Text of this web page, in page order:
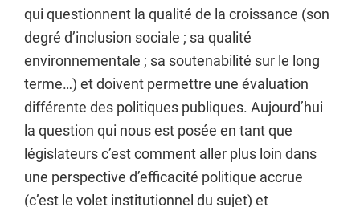
qui questionnent la qualité de la croissance (son
degré d’inclusion sociale ; sa qualité
environnementale ; sa soutenabilité sur le long
terme…) et doivent permettre une évaluation
différente des politiques publiques. Aujourd’hui
la question qui nous est posée en tant que
législateurs c’est comment aller plus loin dans
une perspective d’efficacité politique accrue
(c’est le volet institutionnel du sujet) et